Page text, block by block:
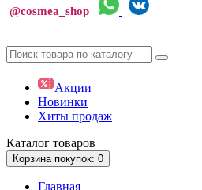
@cosmea_shop
Акции
Новинки
Хиты продаж
Каталог товаров
Корзинапокупок: 0
Главная